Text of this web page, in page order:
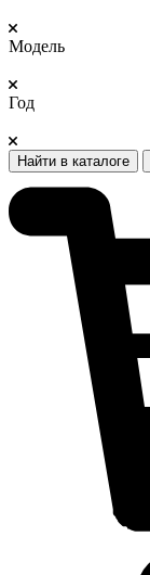
Модель
Год
Найти в каталоге